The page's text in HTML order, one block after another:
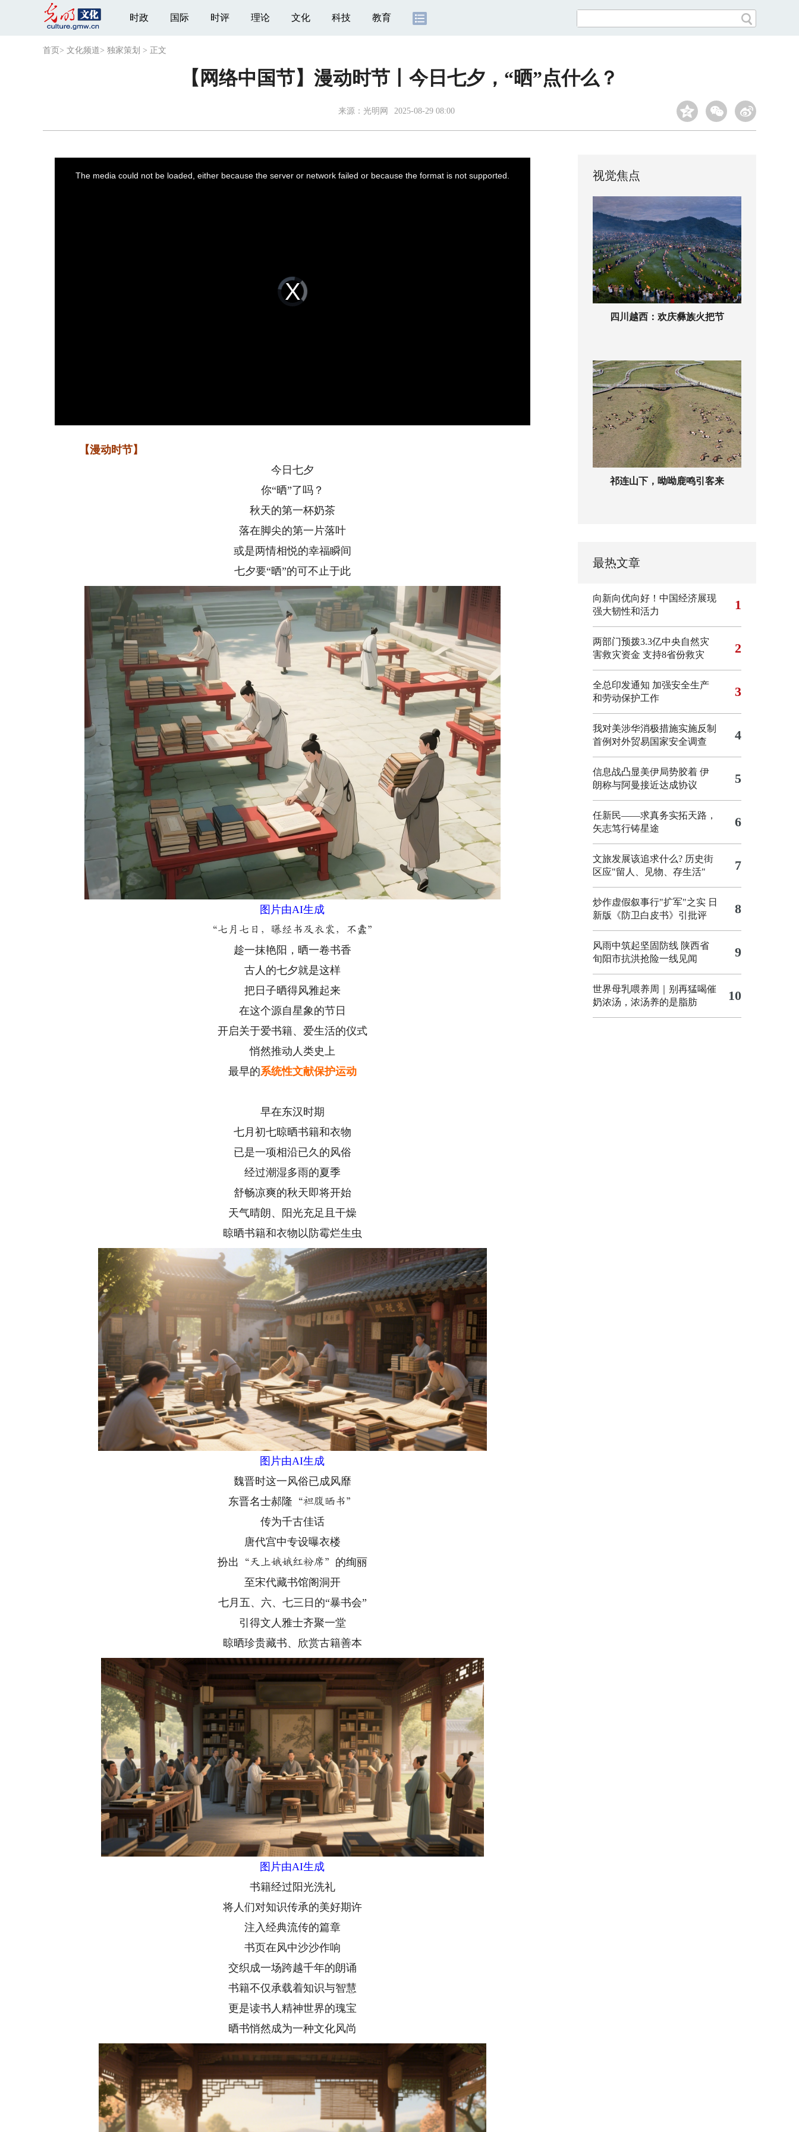
时政 国际 时评 理论 文化 科技 教育
首页 > 文化频道> 独家策划 > 正文
【网络中国节】漫动时节丨今日七夕，“晒”点什么？
来源： 光明网 2025-08-29 08:00
Video
Player
loading.
The media could not be loaded, either because the server or network failed or because the format is not supported.
【漫动时节】
今日七夕
你“晒”了吗？
秋天的第一杯奶茶
落在脚尖的第一片落叶
或是两情相悦的幸福瞬间
七夕要“晒”的可不止于此
图片由AI生成
“七月七日，曝经书及衣裳，不蠹”
趁一抹艳阳，晒一卷书香
古人的七夕就是这样
把日子晒得风雅起来
在这个源自星象的节日
开启关于爱书籍、爱生活的仪式
悄然推动人类史上
最早的系统性文献保护运动
早在东汉时期
七月初七晾晒书籍和衣物
已是一项相沿已久的风俗
经过潮湿多雨的夏季
舒畅凉爽的秋天即将开始
天气晴朗、阳光充足且干燥
晾晒书籍和衣物以防霉烂生虫
图片由AI生成
魏晋时这一风俗已成风靡
东晋名士郝隆 “袒腹晒书”
传为千古佳话
唐代宫中专设曝衣楼
扮出
“天上娥娥红粉席” 的绚丽
至宋代藏书馆阁洞开
七月五、六、七三日的“暴书会”
引得文人雅士齐聚一堂
晾晒珍贵藏书、欣赏古籍善本
图片由AI生成
书籍经过阳光洗礼
将人们对知识传承的美好期许
注入经典流传的篇章
书页在风中沙沙作响
交织成一场跨越千年的朗诵
书籍不仅承载着知识与智慧
更是读书人精神世界的瑰宝
晒书悄然成为一种文化风尚
视觉焦点
四川越西：欢庆彝族火把节
祁连山下，呦呦鹿鸣引客来
最热文章
向新向优向好！中国经济展现
强大韧性和活力
1
两部门预拨3.3亿中央自然灾
害救灾资金 支持8省份救灾
2
全总印发通知 加强安全生产
和劳动保护工作
3
我对美涉华消极措施实施反制
首例对外贸易国家安全调查
4
信息战凸显美伊局势胶着 伊
朗称与阿曼接近达成协议
5
任新民——求真务实拓天路，
矢志笃行铸星途
6
文旅发展该追求什么? 历史街
区应"留人、见物、存生活"
7
炒作虚假叙事行"扩军"之实 日
新版《防卫白皮书》引批评
8
风雨中筑起坚固防线 陕西省
旬阳市抗洪抢险一线见闻
9
世界母乳喂养周｜别再猛喝催
奶浓汤，浓汤养的是脂肪
10